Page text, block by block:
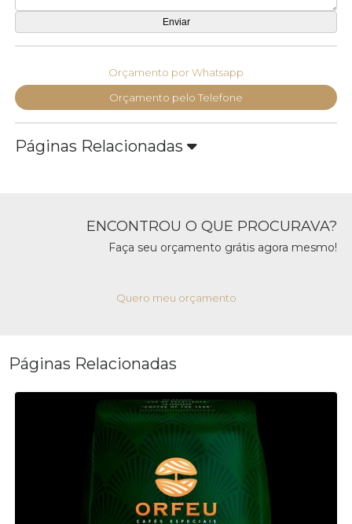
Orçamento por Whatsapp
Orçamento pelo Telefone
Páginas Relacionadas
ENCONTROU O QUE PROCURAVA?
Faça seu orçamento grátis agora mesmo!
Quero meu orçamento
Páginas Relacionadas